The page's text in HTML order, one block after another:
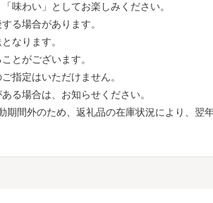
味わい」としてお楽しみください。
る場合があります。
なります。
とがございます。
指定はいただけません。
る場合は、お知らせください。
期間外のため、返礼品の在庫状況により、翌